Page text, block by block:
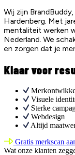
Wij zijn
Hardenberg. Met
mentaliteit werken
Nederland. We
en zorgen dat je
Klaar voor
Visuele
Sterke
Webdesign
Altijd
Gratis merkscan
Wat onze klanten